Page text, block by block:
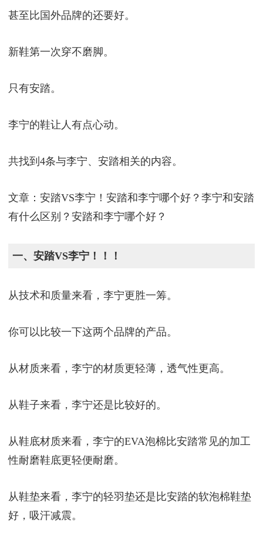
甚至比国外品牌的还要好。
新鞋第一次穿不磨脚。
只有安踏。
李宁的鞋让人有点心动。
共找到4条与李宁、安踏相关的内容。
文章：安踏VS李宁！安踏和李宁哪个好？李宁和安踏
有什么区别？安踏和李宁哪个好？
一、安踏VS李宁！！！
从技术和质量来看，李宁更胜一筹。
你可以比较一下这两个品牌的产品。
从材质来看，李宁的材质更轻薄，透气性更高。
从鞋子来看，李宁还是比较好的。
从鞋底材质来看，李宁的EVA泡棉比安踏常见的加工
性耐磨鞋底更轻便耐磨。
从鞋垫来看，李宁的轻羽垫还是比安踏的软泡棉鞋垫
好，吸汗减震。